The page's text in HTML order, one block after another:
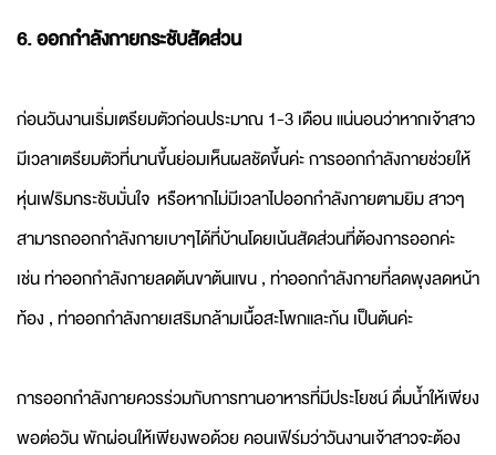
6. ออกกำลังกายกระชับสัดส่วน
ก่อนวันงานเริ่มเตรียมตัวก่อนประมาณ 1-3 เดือน แน่นอนว่าหากเจ้าสาว
มีเวลาเตรียมตัวที่นานขึ้นย่อมเห็นผลชัดขึ้นค่ะ การออกกำลังกายช่วยให้
หุ่นเฟริมกระชับมั่นใจ หรือหากไม่มีเวลาไปออกกำลังกายตามยิม สาวๆ
สามารถออกกำลังกายเบาๆได้ที่บ้านโดยเน้นสัดส่วนที่ต้องการออกค่ะ
เช่น ท่าออกกำลังกายลดต้นขาต้นแขน , ท่าออกกำลังกายที่ลดพุงลดหน้า
ท้อง , ท่าออกกำลังกายเสริมกล้ามเนื้อสะโพกและก้น เป็นต้นค่ะ
การออกกำลังกายควรร่วมกับการทานอาหารที่มีประโยชน์ ดื่มน้ำให้เพียง
พอต่อวัน พักผ่อนให้เพียงพอด้วย คอนเฟิร์มว่าวันงานเจ้าสาวจะต้อง